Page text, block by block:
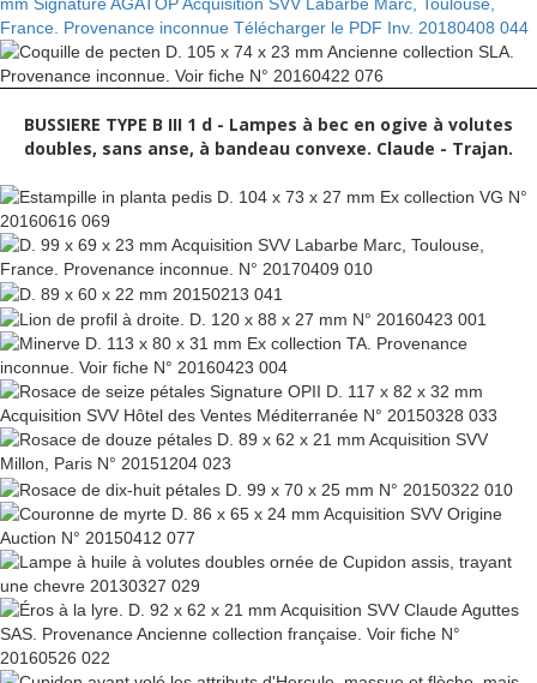
BUSSIERE TYPE B III 1 d - Lampes à bec en ogive à volutes
doubles, sans anse, à bandeau convexe. Claude - Trajan.